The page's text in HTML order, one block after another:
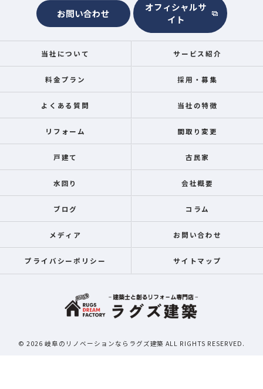
お問い合わせ
オフィシャルサ
イト
当社について サービス紹介
料金プラン 採用・募集
よくある質問 当社の特徴
リフォーム 間取り変更
戸建て 古民家
水回り 会社概要
ブログ コラム
メディア お問い合わせ
プライバシーポリシー サイトマップ
© 2026 岐阜のリノベーションならラグズ建築 ALL RIGHTS RESERVED.